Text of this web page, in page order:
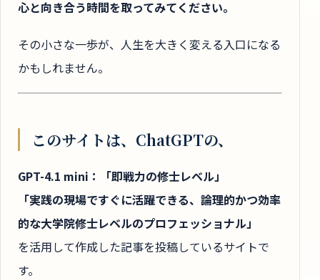
心と向き合う時間を取ってみてください。
その小さな一歩が、人生を大きく変える入口になる
かもしれません。
このサイトは、ChatGPTの、
GPT-4.1 mini：「即戦力の修士レベル」
「実践の現場ですぐに活躍できる、論理的かつ効率
的な大学院修士レベルのプロフェッショナル」
を活用して作成した記事を投稿しているサイトで
す。